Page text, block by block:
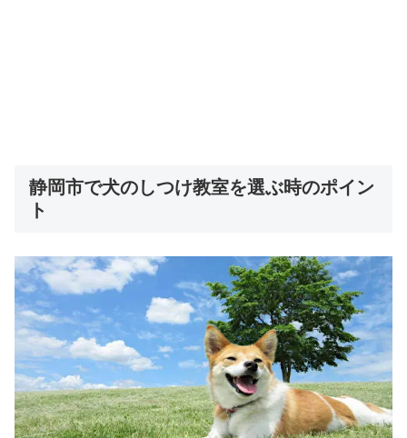
静岡市で犬のしつけ教室を選ぶ時のポイン
ト